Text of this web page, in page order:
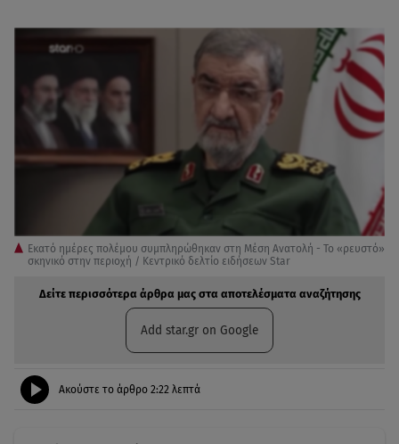
Eκατό ημέρες πολέμου συμπληρώθηκαν στη Μέση Ανατολή - Το «ρευστό»
σκηνικό στην περιοχή / Κεντρικό δελτίο ειδήσεων Star
Δείτε περισσότερα άρθρα μας στα αποτελέσματα αναζήτησης
Add star.gr on Google
Ακούστε το άρθρο 2:22 λεπτά